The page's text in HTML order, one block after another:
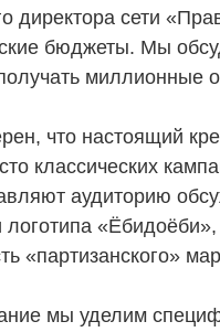
директора сети
бюджеты. Мы
миллионные
что настоящий
классических
аудиторию
логотипа
«партизанского»
мы уделим